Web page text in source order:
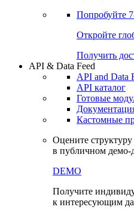
Попробуйте
Откройте
Получить
API & Data Feed
API and Data
API каталог
Готовые
Кастомные
Оцените
в публичном демо-
DEMO
Получите
к интересующим